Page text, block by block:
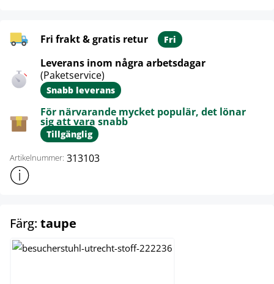
Fri frakt & gratis retur Fri
Leverans inom några arbetsdagar
(Paketservice)
Snabb leverans
För närvarande mycket populär, det lönar
sig att vara snabb
Tillgänglig
Artikelnummer: 313103
Visa mer produktinformation
Färg: taupe